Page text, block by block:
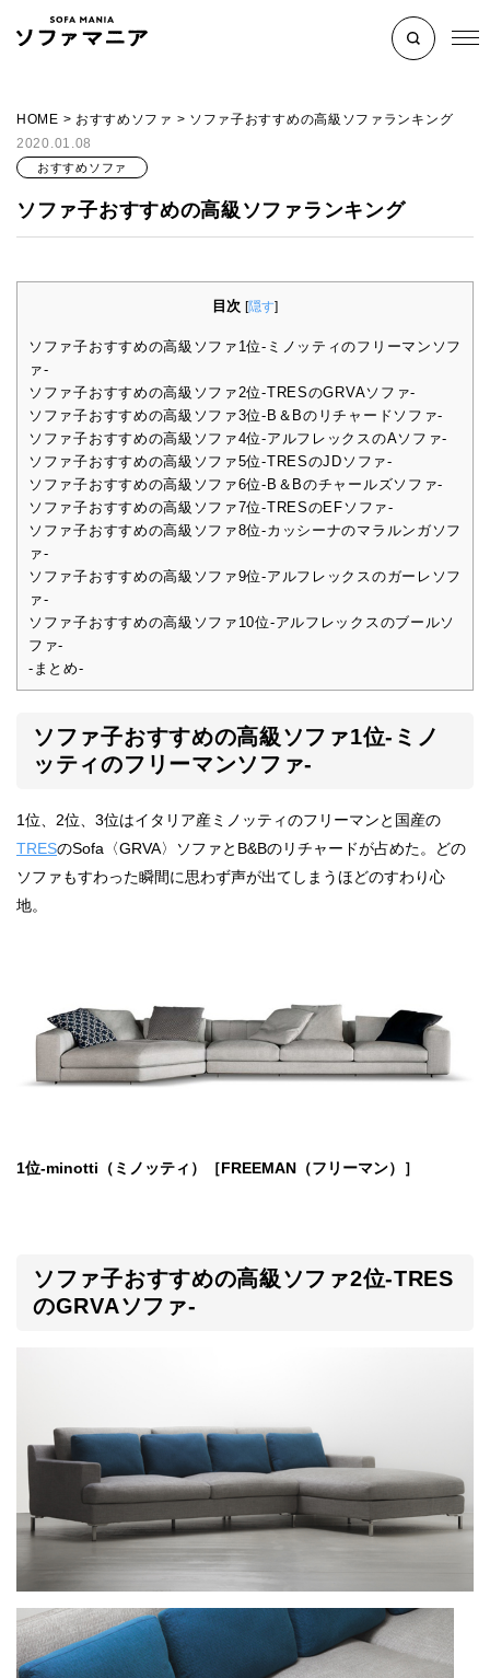
HOME > おすすめソファ > ソファ子おすすめの高級ソファランキング
2020.01.08
おすすめソファ
ソファ子おすすめの高級ソファランキング
目次 [隠す]
ソファ子おすすめの高級ソファ1位-ミノッティのフリーマンソフ
ァ-
ソファ子おすすめの高級ソファ2位-TRESのGRVAソファ-
ソファ子おすすめの高級ソファ3位-B＆Bのリチャードソファ-
ソファ子おすすめの高級ソファ4位-アルフレックスのAソファ-
ソファ子おすすめの高級ソファ5位-TRESのJDソファ-
ソファ子おすすめの高級ソファ6位-B＆Bのチャールズソファ-
ソファ子おすすめの高級ソファ7位-TRESのEFソファ-
ソファ子おすすめの高級ソファ8位-カッシーナのマラルンガソフ
ァ-
ソファ子おすすめの高級ソファ9位-アルフレックスのガーレソフ
ァ-
ソファ子おすすめの高級ソファ10位-アルフレックスのブールソ
ファ-
-まとめ-
ソファ子おすすめの高級ソファ1位-ミノ
ッティのフリーマンソファ-
1位、2位、3位はイタリア産ミノッティのフリーマンと国産の
TRESのSofa〈GRVA〉ソファとB&Bのリチャードが占めた。どの
ソファもすわった瞬間に思わず声が出てしまうほどのすわり心
地。
1位-minotti（ミノッティ）［FREEMAN（フリーマン）］
ソファ子おすすめの高級ソファ2位-TRES
のGRVAソファ-